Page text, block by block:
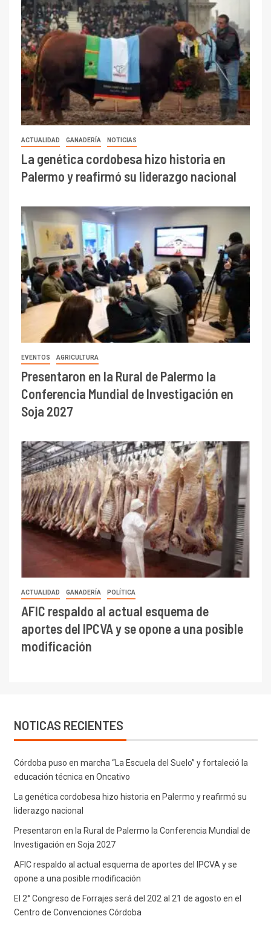
ACTUALIDAD GANADERÍA NOTICIAS
La genética cordobesa hizo historia en
Palermo y reafirmó su liderazgo nacional
EVENTOS AGRICULTURA
Presentaron en la Rural de Palermo la
Conferencia Mundial de Investigación en
Soja 2027
ACTUALIDAD GANADERÍA POLÍTICA
AFIC respaldo al actual esquema de
aportes del IPCVA y se opone a una posible
modificación
NOTICAS RECIENTES
Córdoba puso en marcha “La Escuela del Suelo” y fortaleció la
educación técnica en Oncativo
La genética cordobesa hizo historia en Palermo y reafirmó su
liderazgo nacional
Presentaron en la Rural de Palermo la Conferencia Mundial de
Investigación en Soja 2027
AFIC respaldo al actual esquema de aportes del IPCVA y se
opone a una posible modificación
El 2° Congreso de Forrajes será del 202 al 21 de agosto en el
Centro de Convenciones Córdoba